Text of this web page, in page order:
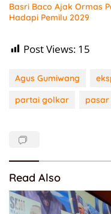
Basri Baco Ajak Ormas
Hadapi Pemilu 2029
Post Views: 15
Agus Gumiwang
partai golkar
Read Also